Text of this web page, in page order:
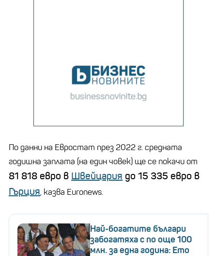
По данни на Евростат през 2022 г. средната
годишна заплата (на един човек) ще се покачи от
81 818 евро в Швейцария до 15 335 евро в
Гърция, казва Euronews.
Най-богатите българи
забогатяха с по още 100
млн. за една година: Ето